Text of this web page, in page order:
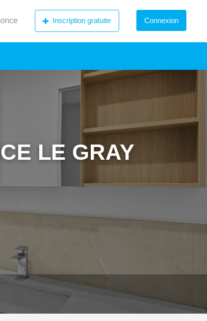
Inscription gratuite Connexion
LE GRAY